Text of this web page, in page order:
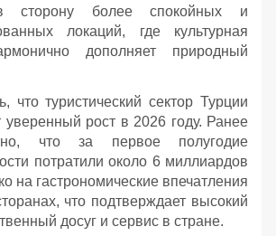
сторону более спокойных и
локаций, где культурная
дополняет природный
что туристический сектор Турции
уверенный рост в 2026 году. Ранее
что за первое полугодие
потратили около 6 миллиардов
на гастрономические впечатления
что подтверждает высокий
досуг и сервис в стране.